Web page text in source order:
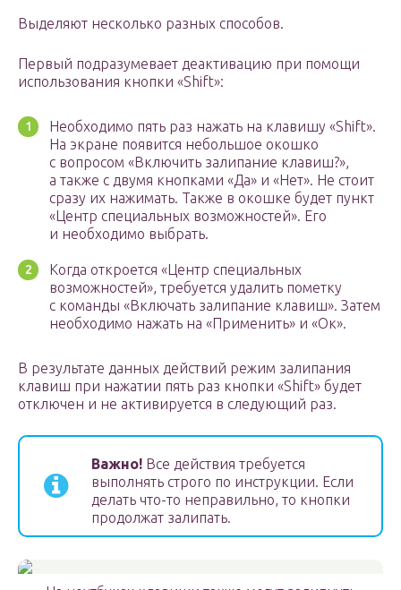
Выделяют несколько разных способов.
Первый подразумевает деактивацию при помощи
использования кнопки «Shift»:
Необходимо пять раз нажать на клавишу «Shift».
На экране появится небольшое окошко
с вопросом «Включить залипание клавиш?»,
а также с двумя кнопками «Да» и «Нет». Не стоит
сразу их нажимать. Также в окошке будет пункт
«Центр специальных возможностей». Его
и необходимо выбрать.
Когда откроется «Центр специальных
возможностей», требуется удалить пометку
с команды «Включать залипание клавиш». Затем
необходимо нажать на «Применить» и «Ок».
В результате данных действий режим залипания
клавиш при нажатии пять раз кнопки «Shift» будет
отключен и не активируется в следующий раз.
Важно! Все действия требуется
выполнять строго по инструкции. Если
делать что-то неправильно, то кнопки
продолжат залипать.